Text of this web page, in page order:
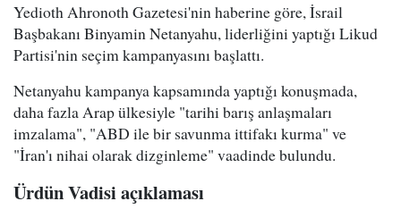
Yedioth Ahronoth Gazetesi'nin haberine göre, İsrail
Başbakanı Binyamin Netanyahu, liderliğini yaptığı Likud
Partisi'nin seçim kampanyasını başlattı.
Netanyahu kampanya kapsamında yaptığı konuşmada,
daha fazla Arap ülkesiyle "tarihi barış anlaşmaları
imzalama", "ABD ile bir savunma ittifakı kurma" ve
"İran'ı nihai olarak dizginleme" vaadinde bulundu.
Ürdün Vadisi açıklaması